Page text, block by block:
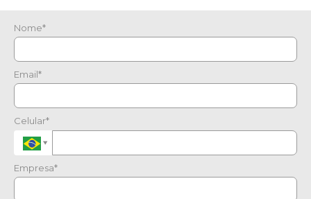
Nome*
Email*
Celular*
Empresa*